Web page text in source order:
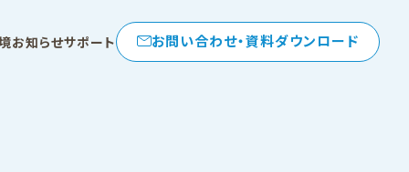
お知らせサポート お問い合わせ・資料ダウンロード